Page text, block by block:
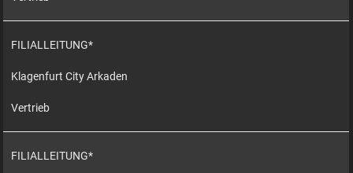
FILIALLEITUNG*
Klagenfurt City Arkaden
Vertrieb
FILIALLEITUNG*